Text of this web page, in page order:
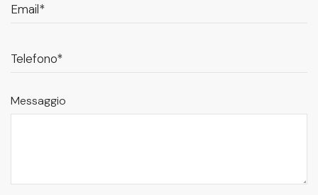
Email*
Telefono*
Messaggio